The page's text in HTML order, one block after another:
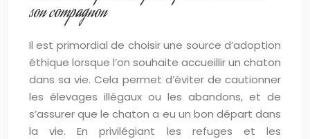
son compagnon
Il est primordial de choisir une source d’adoption
éthique lorsque l’on souhaite accueillir un chaton
dans sa vie. Cela permet d’éviter de cautionner
les élevages illégaux ou les abandons, et de
s’assurer que le chaton a eu un bon départ dans
la vie. En privilégiant les refuges et les